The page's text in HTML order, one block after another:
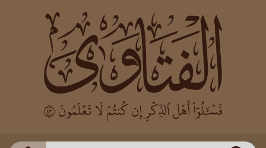
العالم
بن باز
بن العثيمين
اللجنة الدائمة
طريقة البحث
ذكي